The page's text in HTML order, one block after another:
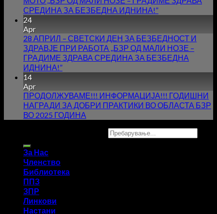
СРЕДИНА ЗА БЕЗБЕДНА ИДНИНА!”
24
Apr
28 АПРИЛ – СВЕТСКИ ДЕН ЗА БЕЗБЕДНОСТ И
ЗДРАВЈЕ ПРИ РАБОТА ,,БЗР ОД МАЛИ НОЗЕ –
ГРАДИМЕ ЗДРАВА СРЕДИНА ЗА БЕЗБЕДНА
ИДНИНА!”
14
Apr
ПРОДОЛЖУВАМЕ!!! ИНФОРМАЦИЈА!!! ГОДИШНИ
НАГРАДИ ЗА ДОБРИ ПРАКТИКИ ВО ОБЛАСТА БЗР
ВО 2025 ГОДИНА
За Нас
Членство
Библиотека
ППЗ
ЗПР
Линкови
Настани